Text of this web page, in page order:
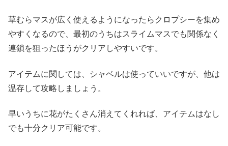
草むらマスが広く使えるようになったらクロプシーを集め
やすくなるので、最初のうちはスライムマスでも関係なく
連鎖を狙ったほうがクリアしやすいです。
アイテムに関しては、シャベルは使っていいですが、他は
温存して攻略しましょう。
早いうちに花がたくさん消えてくれれば、アイテムはなし
でも十分クリア可能です。